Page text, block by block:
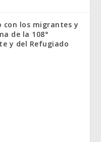
los migrantes y
de la 108°
y del Refugiado